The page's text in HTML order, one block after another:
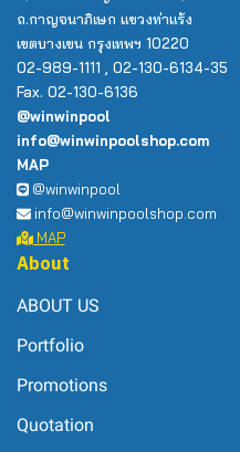
ถ.กาญจนาภิเษก แขวงท่าแร้ง
เขตบางเขน กรุงเทพฯ 10220
02-989-1111 , 02-130-6134-35
Fax. 02-130-6136
@winwinpool
info@winwinpoolshop.com
MAP
@winwinpool
info@winwinpoolshop.com
MAP
About
ABOUT US
Portfolio
Promotions
Quotation